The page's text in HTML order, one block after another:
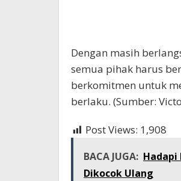
Dengan masih
semua pihak harus
berkomitmen untuk
berlaku. (Sumber:
Post Views: 1,908
BACA JUGA: Hadapi
Dikocok Ulang